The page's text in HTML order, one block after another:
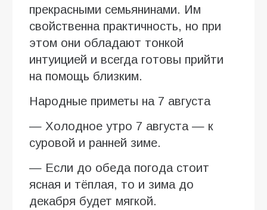
прекрасными семьянинами. Им
свойственна практичность, но при
этом они обладают тонкой
интуицией и всегда готовы прийти
на помощь близким.
Народные приметы на 7 августа
— Холодное утро 7 августа — к
суровой и ранней зиме.
— Если до обеда погода стоит
ясная и тёплая, то и зима до
декабря будет мягкой.